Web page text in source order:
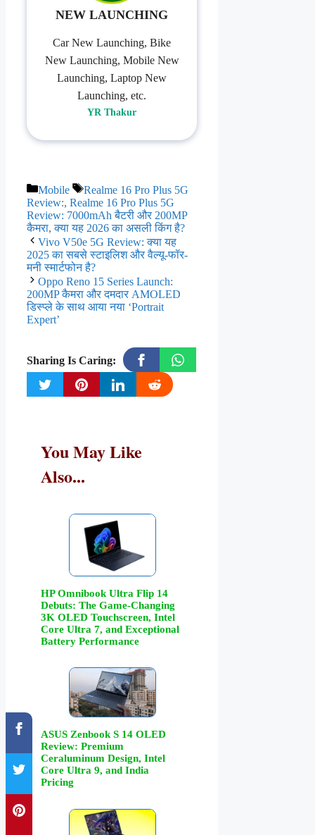
NEW LAUNCHING
Car New Launching, Bike
New Launching, Mobile New
Launching, Laptop New
Launching, etc.
YR Thakur
Categories
Mobile Tags
Realme 16 Pro Plus 5G
Review:, Realme 16 Pro Plus 5G
Review: 7000mAh बैटरी और 200MP
कैमरा,क्या यह 2026 का असली किंग है?
Vivo V50e 5G Review: क्या यह
2025 का सबसे स्टाइलिश और वैल्यू-फॉर-
मनी स्मार्टफोन है?
Oppo Reno 15 Series Launch:
200MP कैमरा और दमदार AMOLED
डिस्प्ले के साथ आया नया ‘Portrait
Expert’
Sharing Is Caring:
You May Like
Also...
HP Omnibook Ultra Flip 14
Debuts: The Game-Changing
3K OLED Touchscreen, Intel
Core Ultra 7, and Exceptional
Battery Performance
ASUS Zenbook S 14 OLED
Review: Premium
Ceraluminum Design, Intel
Core Ultra 9, and India
Pricing